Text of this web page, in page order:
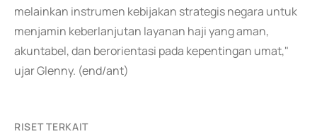
melainkan instrumen kebijakan strategis negara untuk
menjamin keberlanjutan layanan haji yang aman,
akuntabel, dan berorientasi pada kepentingan umat,"
ujar Glenny. (end/ant)
RISET TERKAIT